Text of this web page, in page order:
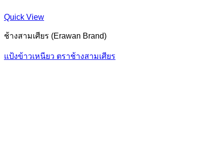
Quick View
ช้างสามเศียร (Erawan Brand)
แป้งข้าวเหนียว ตราช้างสามเศียร